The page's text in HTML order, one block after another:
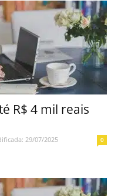
R$ 4 mil reais
29/07/2025 0